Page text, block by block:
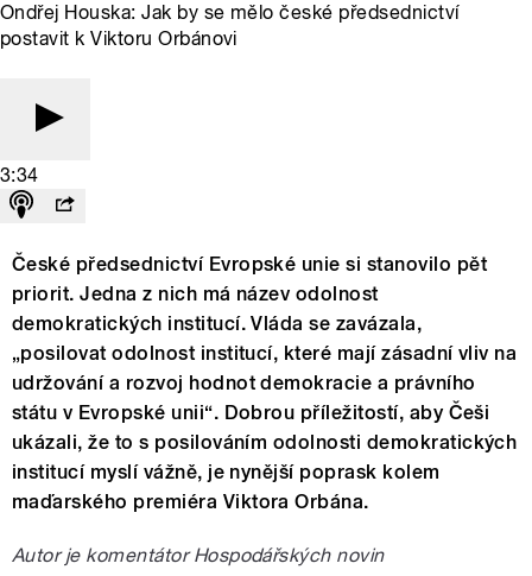
Ondřej Houska: Jak by se mělo české předsednictví
postavit k Viktoru Orbánovi
3:34
České předsednictví Evropské unie si stanovilo pět
priorit. Jedna z nich má název odolnost
demokratických institucí. Vláda se zavázala,
„posilovat odolnost institucí, které mají zásadní vliv na
udržování a rozvoj hodnot demokracie a právního
státu v Evropské unii“. Dobrou příležitostí, aby Češi
ukázali, že to s posilováním odolnosti demokratických
institucí myslí vážně, je nynější poprask kolem
maďarského premiéra Viktora Orbána.
Autor je komentátor Hospodářských novin